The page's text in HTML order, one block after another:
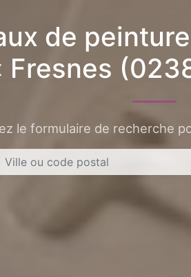
de
Fresnes
le formulaire de recherche